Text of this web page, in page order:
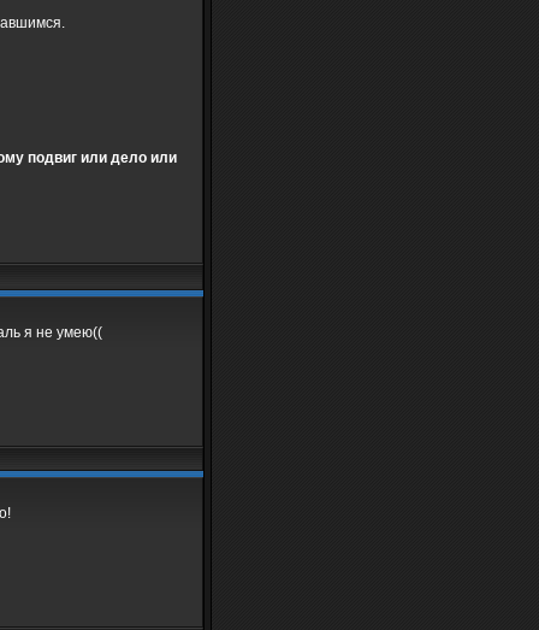
подвиг или дело или
я не умею((